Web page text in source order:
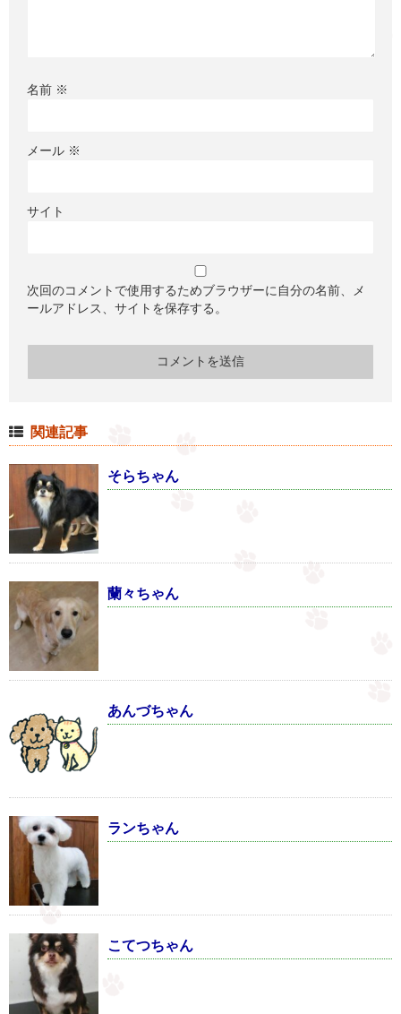
名前 ※
メール ※
サイト
次回のコメントで使用するためブラウザーに自分の名前、メ
ールアドレス、サイトを保存する。
関連記事
そらちゃん
蘭々ちゃん
あんづちゃん
ランちゃん
こてつちゃん